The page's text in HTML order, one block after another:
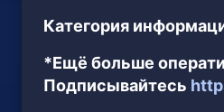
Категория
*Ещё больше
Подписывайтесь